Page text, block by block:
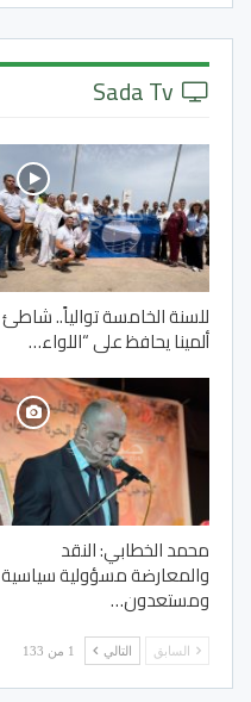
للسنة الخامسة توالياً.. شاطئ
ألمينا يحافظ على “اللواء…
محمد الخطابي: النقد
والمعارضة مسؤولية سياسية
ومستعدون…
السابق التالي 1 من 133